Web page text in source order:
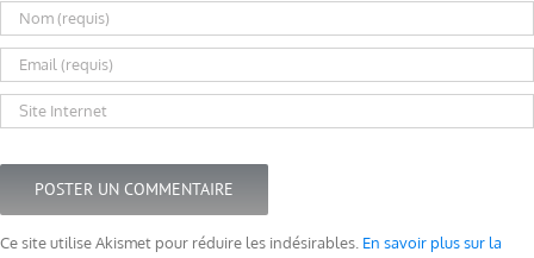
Ce site utilise Akismet pour réduire les indésirables. En savoir plus sur la